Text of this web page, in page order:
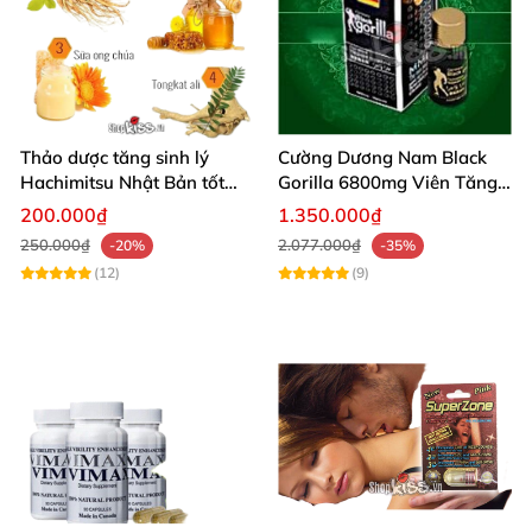
Thảo dược tăng sinh lý
Hachimitsu Nhật Bản tốt
cho cường dương nam
200.000₫
250.000₫
-20%
(12)
Cường Dương Nam Black
Gorilla 6800mg Viên Tăng
Cường Sinh Lý Nam
1.350.000₫
2.077.000₫
-35%
(9)